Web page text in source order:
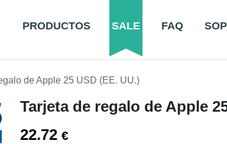
PRODUCTOS SALE FAQ
de Apple 25 USD (EE. UU.)
Tarjeta de regalo de Apple
22.72 €